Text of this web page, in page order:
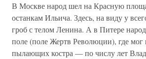
В Москве народ шел на Красную
останкам Ильича. Здесь, на виду у
гроб с телом Ленина. А в Питере
поле (поле Жертв Революции), где мог
пылающих костра — по числу лет